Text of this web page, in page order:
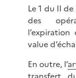
Le 1 du II de
des
value
En outre, l’